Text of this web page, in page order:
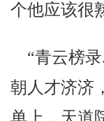
个他应该很
“青云榜录
朝人才济济